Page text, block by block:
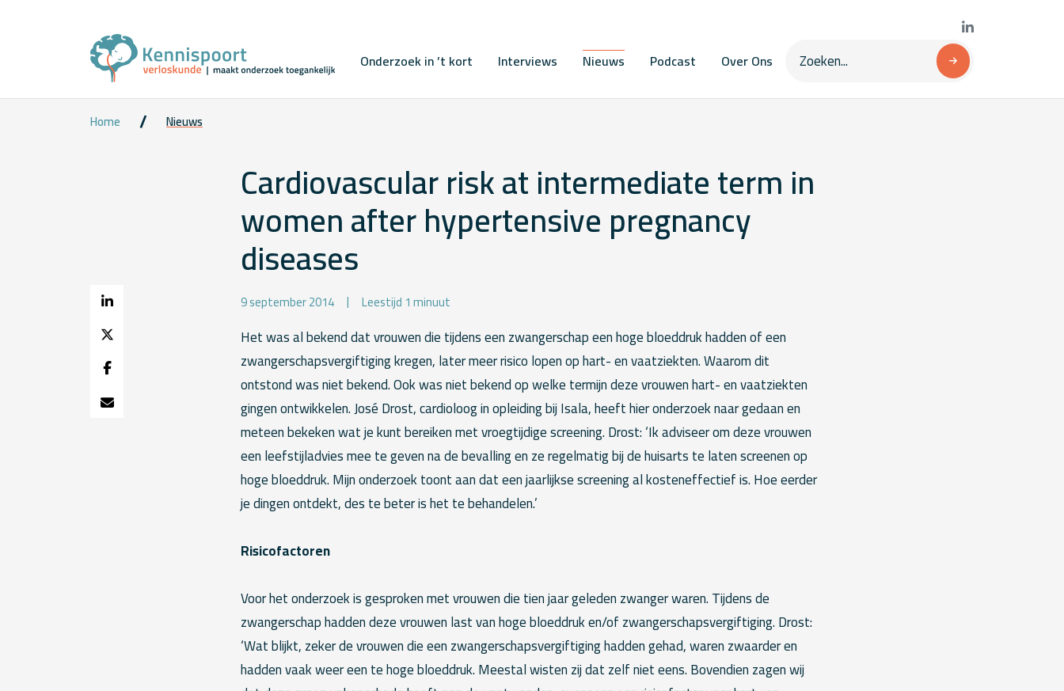
Onderzoek in ’t kort Interviews Nieuws Podcast Over Ons
Home Nieuws
Cardiovascular risk at intermediate term in
women after hypertensive pregnancy
diseases
9 september 2014 Leestijd 1 minuut
Het was al bekend dat vrouwen die tijdens een zwangerschap een hoge bloeddruk hadden of een
zwangerschapsvergiftiging kregen, later meer risico lopen op hart- en vaatziekten. Waarom dit
ontstond was niet bekend. Ook was niet bekend op welke termijn deze vrouwen hart- en vaatziekten
gingen ontwikkelen. José Drost, cardioloog in opleiding bij Isala, heeft hier onderzoek naar gedaan en
meteen bekeken wat je kunt bereiken met vroegtijdige screening. Drost: ‘Ik adviseer om deze vrouwen
een leefstijladvies mee te geven na de bevalling en ze regelmatig bij de huisarts te laten screenen op
hoge bloeddruk. Mijn onderzoek toont aan dat een jaarlijkse screening al kosteneffectief is. Hoe eerder
je dingen ontdekt, des te beter is het te behandelen.’
Risicofactoren
Voor het onderzoek is gesproken met vrouwen die tien jaar geleden zwanger waren. Tijdens de
zwangerschap hadden deze vrouwen last van hoge bloeddruk en/of zwangerschapsvergiftiging. Drost:
‘Wat blijkt, zeker de vrouwen die een zwangerschapsvergiftiging hadden gehad, waren zwaarder en
hadden vaak weer een te hoge bloeddruk. Meestal wisten zij dat zelf niet eens. Bovendien zagen wij